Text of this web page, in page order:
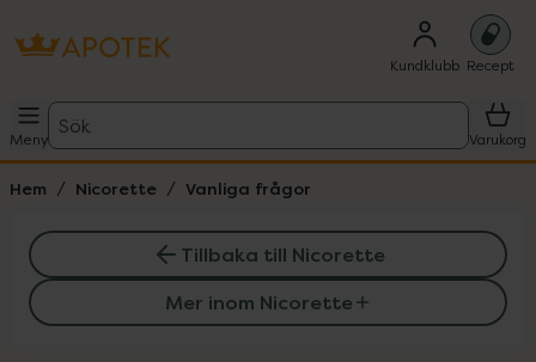
Kundklubb Recept
Meny
Sök
Varukorg
Hem Nicorette Vanliga frågor
Tillbaka till Nicorette
Mer inom Nicorette